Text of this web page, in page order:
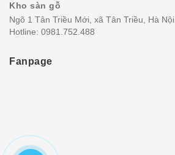
Kho sàn gỗ
Ngõ 1 Tân Triều Mới, xã Tân Triều, Hà Nội
Hotline: 0981.752.488
Fanpage